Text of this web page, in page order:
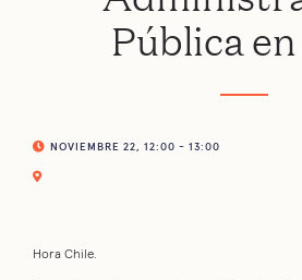
Pública
NOVIEMBRE 22, 12:00 - 13:00
Hora Chile.